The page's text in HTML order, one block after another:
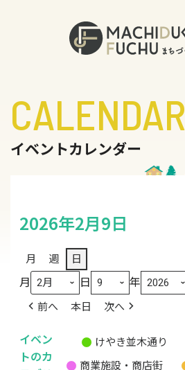
CALENDAR
イベントカレンダー
2026年2月9日
月 週 日
月 日 年
前へ 本日 次へ
イベン
トのカ
題
けやき並木通り
商業施設・商店街